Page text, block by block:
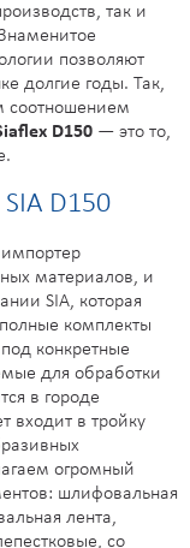
так и
позволяют
долгие годы. Так,
соотношением
D150 — это то,
D150
материалов, и
SIA, которая
комплекты
конкретные
для обработки
в городе
входит в тройку
огромный
шлифовальная
лента,
со